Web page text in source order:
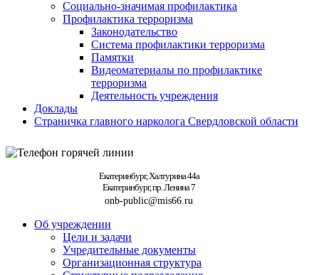
Социально-значимая профилактика
Профилактика терроризма
Законодательство
Система профилактики терроризма
Памятки
Видеоматериалы по профилактике
терроризма
Деятельность учреждения
Доклады
Страничка главного нарколога Свердловской области
Екатеринбург, Халтурина 44а
Екатеринбург, пр. Ленина 7
onb-public@mis66.ru
Об учреждении
Цели и задачи
Учредительные документы
Организационная структура